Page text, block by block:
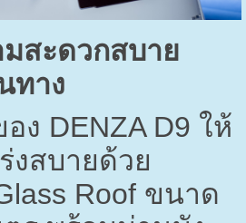
สะดวกสบาย
ทาง
ง DENZA D9 ให้
งสบายด้วย
Roof ขนาด